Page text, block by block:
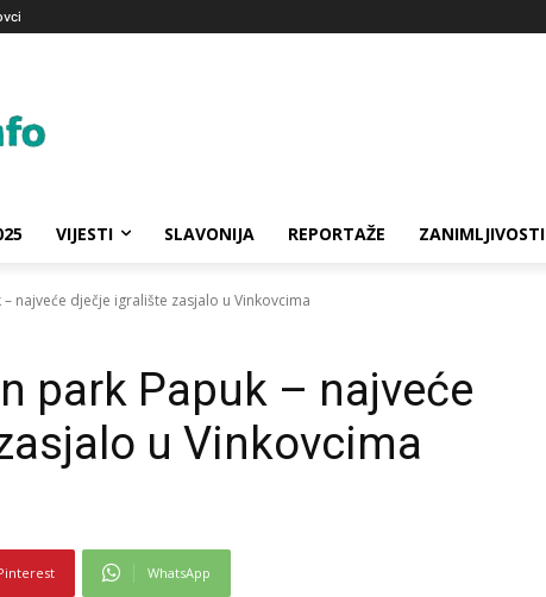
VIJESTI SLAVONIJA REPORTAŽE ZANIMLJIVOSTI
najveće dječje igralište zasjalo u Vinkovcima
park Papuk – najveće
u Vinkovcima
WhatsApp